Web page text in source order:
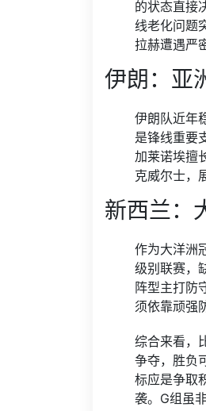
的状态直接
线老化问题
拉赫遭遇严
伊朗：亚
伊朗队近年
是锋线重要
加莱诺埃擅
克威尔士，
新西兰：
作为大洋洲
级别联赛，
阵型主打防
须依靠顽强
综合来看，
争夺，胜负
标应是争取
袭。G组虽